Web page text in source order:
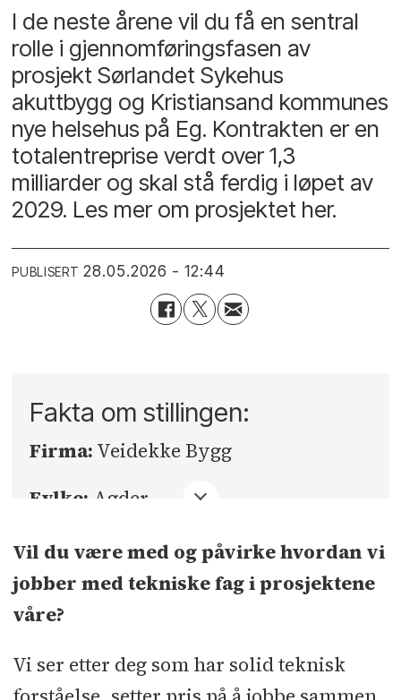
I de neste årene vil du få en sentral
rolle i gjennomføringsfasen av
prosjekt Sørlandet Sykehus
akuttbygg og Kristiansand kommunes
nye helsehus på Eg. Kontrakten er en
totalentreprise verdt over 1,3
milliarder og skal stå ferdig i løpet av
2029. Les mer om prosjektet her.
PUBLISERT 28.05.2026 - 12:44
Fakta om stillingen:
Firma: Veidekke Bygg
Fylke: Agder
Sted:Kristiansand
Søknadsfrist:17.06.2026
Vil du være med og påvirke hvordan vi
jobber med tekniske fag i prosjektene
våre?
Vi ser etter deg som har solid teknisk